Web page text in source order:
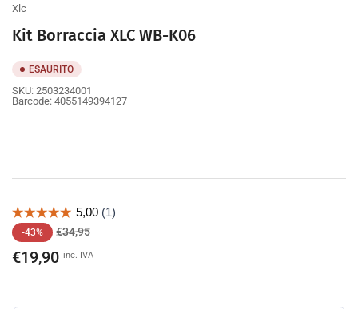
Xlc
Kit Borraccia XLC WB-K06
ESAURITO
SKU: 2503234001
Barcode: 4055149394127
Prezzo
di
listino
-43% €34,95Prezzo
scontato
€19,90 inc. IVA